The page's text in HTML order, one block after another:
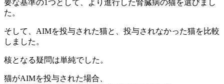
要な基準の1つとして、より進行した腎臓病の猫を選びまし
た。
そして、AIMを投与された猫と、投与されなかった猫を比較
しました。
核となる疑問は単純でした。
猫がAIMを投与された場合、